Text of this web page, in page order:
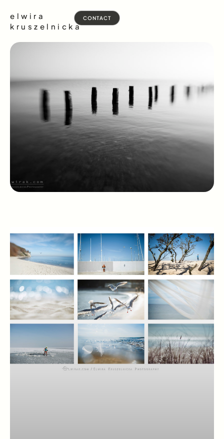
elwira
kruszelnicka
CONTACT